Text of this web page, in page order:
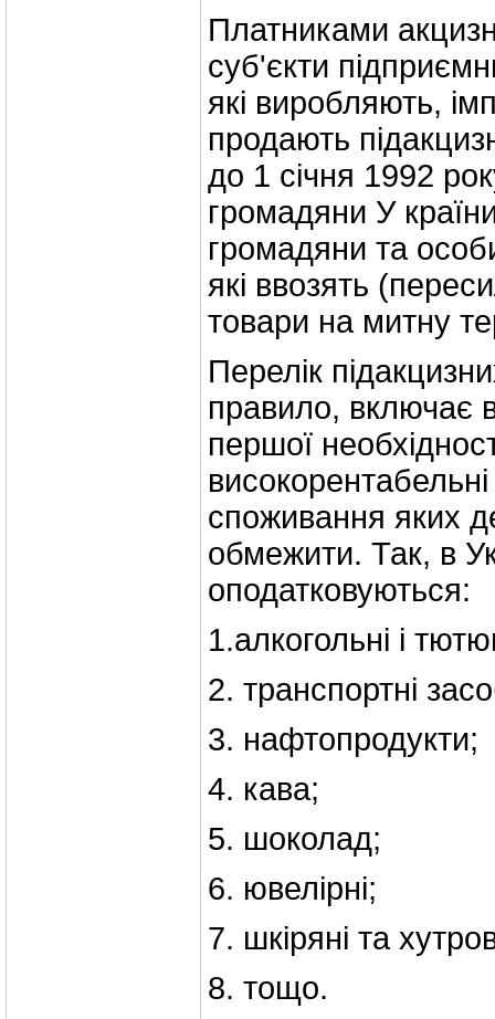
Платниками
суб'єкти
які виробляють,
продають
до 1 січня 1992
громадяни У
громадяни та
які ввозять
товари на митну
Перелік
правило, включає
першої
споживання яких
обмежити. Так, в
оподатковуються:
1.алкогольні і
2. транспортні
3. нафтопродукти;
4. кава;
5. шоколад;
6. ювелірні;
7. шкіряні та
8. тощо.